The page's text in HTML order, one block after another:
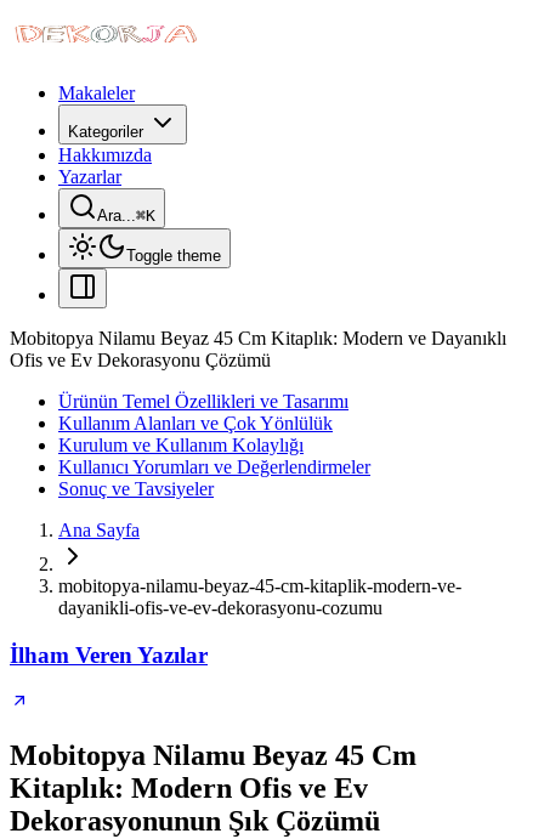
Makaleler
Kategoriler
Hakkımızda
Yazarlar
Ara...⌘K
Toggle theme
Mobitopya Nilamu Beyaz 45 Cm Kitaplık: Modern ve Dayanıklı
Ofis ve Ev Dekorasyonu Çözümü
Ürünün Temel Özellikleri ve Tasarımı
Kullanım Alanları ve Çok Yönlülük
Kurulum ve Kullanım Kolaylığı
Kullanıcı Yorumları ve Değerlendirmeler
Sonuç ve Tavsiyeler
Ana Sayfa
mobitopya-nilamu-beyaz-45-cm-kitaplik-modern-ve-
dayanikli-ofis-ve-ev-dekorasyonu-cozumu
İlham Veren Yazılar
Mobitopya Nilamu Beyaz 45 Cm
Kitaplık: Modern Ofis ve Ev
Dekorasyonunun Şık Çözümü